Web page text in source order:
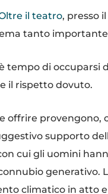
il teatro, presso il
tanto
tempo di occuparsi
il rispetto dovuto.
offrire
supporto
cui gli uomini
generativo.
climatico in atto